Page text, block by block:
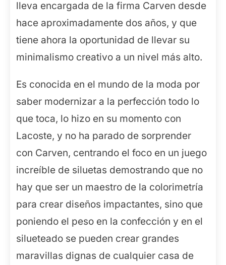
lleva encargada de la firma Carven desde
hace aproximadamente dos años, y que
tiene ahora la oportunidad de llevar su
minimalismo creativo a un nivel más alto.
Es conocida en el mundo de la moda por
saber modernizar a la perfección todo lo
que toca, lo hizo en su momento con
Lacoste, y no ha parado de sorprender
con Carven, centrando el foco en un juego
increíble de siluetas demostrando que no
hay que ser un maestro de la colorimetría
para crear diseños impactantes, sino que
poniendo el peso en la confección y en el
silueteado se pueden crear grandes
maravillas dignas de cualquier casa de